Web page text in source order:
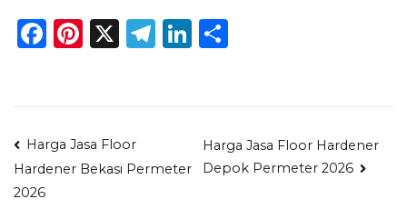
Facebook
Pinterest
X Telegram
LinkedIn
Navigasi
pos
Harga Jasa Floor
Hardener Bekasi Permeter
2026
Harga Jasa Floor Hardener
Depok Permeter 2026